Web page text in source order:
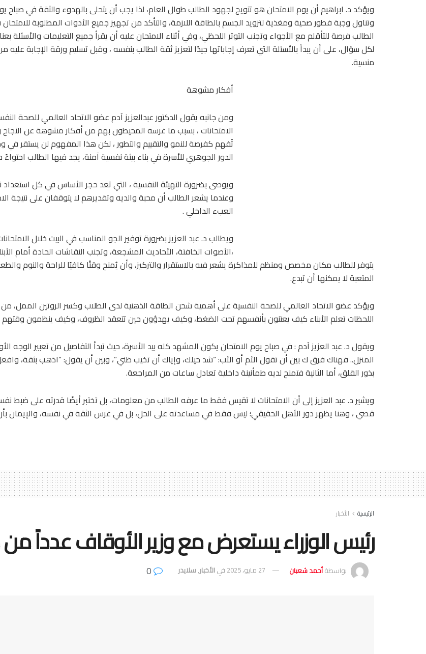
ويؤكد د. ابراهيم أن يوم الامتحان هو تتويج لجهود الطالب طوال العام، لذا يجب أن يتحلى بالهدوء والثقة في صباح
وتناول وجبة فطور صحية ومغذية لتزويد الجسم بالطاقة اللازمة، والتأكد من تجهيز جميع الأدوات المطلوبة
الطالب فرصة للتأقلم مع الأجواء وتجنب التوتر اللحظي، وفي أثناء الامتحان عليه أن يقرأ جميع التعليمات والأسئلة
لكل سؤال، على أن يبدأ بالأسئلة التي تعرف إجاباتها جيدًا لتعزيز ثقة الطالب بنفسه ، وقبل تسليم ورقة الإجابة
منسية.
أفكار مشوهة
ومن جانبه يقول الدكتور عبدالعزيز آدم عضو الاتحاد العالمي للصحة
الامتحانات ، بسبب ما غرسه المحيطون بهم من أفكار مشوهة عن
تُفهم كفرصة للنمو والتقييم والتطور ، لكن هذا المفهوم لن يستقر في
الدور الجوهري للأسرة في بناء بيئة نفسية آمنة، يجد فيها الطالب
ويوصى بضرورة التهيئة النفسية ، التي تعد حجر الأساس في كل
وعندما يشعر الطالب أن محبة والديه وتقديرهم لا يتوقفان على
العبء الداخلي .
ويطالب د. عبد العزيز بضرورة توفير الجو المناسب في البيت خلال
،الأصوات الخافتة، الأحاديث المشجعة، وتجنب النقاشات الحادة أمام
يتوفر للطالب مكان مخصص ومنظم للمذاكرة يشعر فيه بالاستقرار والتركيز، وأن يُمنح وقتًا كافيًا للراحة والنوم
المتعبة لا يمكنها أن تبدع.
ويؤكد عضو الاتحاد العالمي للصحة النفسية على أهمية شحن الطاقة الذهنية لدى الطلاب وكسر الروتين الممل،
اللحظات تعلم الأبناء كيف يعتنون بأنفسهم تحت الضغط، وكيف يهدؤون حين تتعقد الظروف، وكيف ينظمون
ويقول د. عبد العزيز آدم : في صباح يوم الامتحان يكون المشهد كله بيد الأسرة، حيث تبدأ التفاصيل من تعبير الوجه
المنزل.. فهناك فرق ك بين أن تقول الأم أو الأب: “شد حيلك، وإياك أن تخيب ظني”، وبين أن يقول: “اذهب بثقة،
بذور القلق، أما الثانية فتمنح لديه طمأنينة داخلية تعادل ساعات من المراجعة.
ويشير د. عبد العزيز إلى أن الامتحانات لا تقيس فقط ما عرفه الطالب من معلومات، بل تختبر أيضًا قدرته على
قصي ، وهنا يظهر دور الأهل الحقيقي؛ ليس فقط في مساعدته على الحل، بل في غرس الثقة في نفسه، والإيمان بأن
الرئيسية الأخبار
رئيس الوزراء يستعرض مع وزير الأوقاف عدداً
بواسطةأحمد شعبان 27 مايو، 2025 فيالأخبار,سلايدر